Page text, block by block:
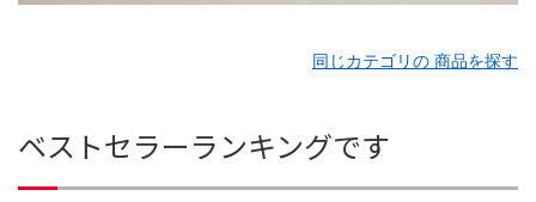
同じカテゴリの 商品を探す
ベストセラーランキングです